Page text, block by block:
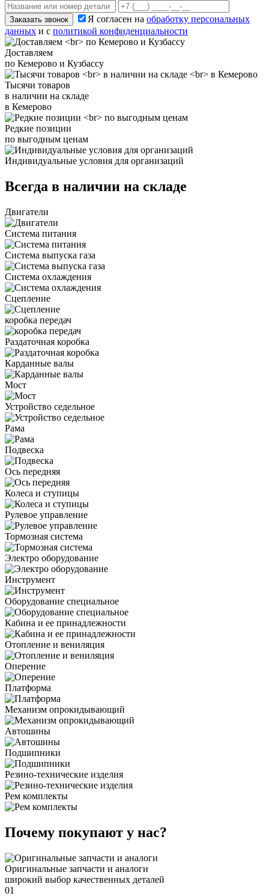
Заказать звонок Я согласен на обработку персональных
данных и с политикой конфиденциальности
Доставляем
по Кемерово и Кузбассу
Тысячи товаров
в наличии на складе
в Кемерово
Редкие позиции
по выгодным ценам
Индивидуальные условия для организаций
Всегда в наличии на складе
Двигатели
Система питания
Система выпуска газа
Система охлаждения
Сцепление
коробка передач
Раздаточная коробка
Карданные валы
Мост
Устройство седельное
Рама
Подвеска
Ось передняя
Колеса и ступицы
Рулевое управление
Тормозная система
Электро оборудование
Инструмент
Оборудование специальное
Кабина и ее принадлежности
Отопление и вениляция
Оперение
Платформа
Механизм опрокидывающий
Автошины
Подшипники
Резино-технические изделия
Рем комплекты
Почему покупают у нас?
Оригинальные запчасти и аналоги
широкий выбор качественных деталей
01